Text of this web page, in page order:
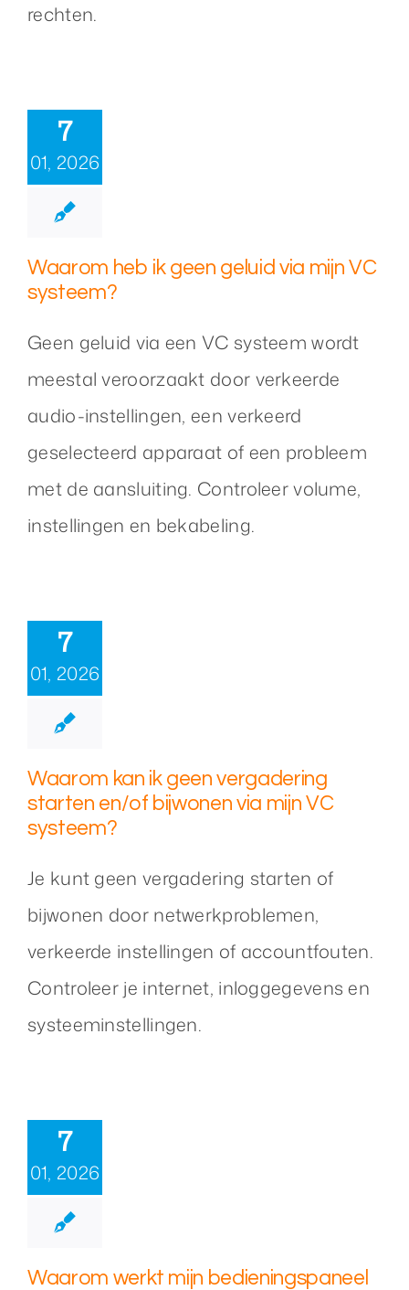
rechten.
7
01, 2026
Waarom heb ik geen geluid via mijn VC
systeem?
Geen geluid via een VC systeem wordt
meestal veroorzaakt door verkeerde
audio-instellingen, een verkeerd
geselecteerd apparaat of een probleem
met de aansluiting. Controleer volume,
instellingen en bekabeling.
7
01, 2026
Waarom kan ik geen vergadering
starten en/of bijwonen via mijn VC
systeem?
Je kunt geen vergadering starten of
bijwonen door netwerkproblemen,
verkeerde instellingen of accountfouten.
Controleer je internet, inloggegevens en
systeeminstellingen.
7
01, 2026
Waarom werkt mijn bedieningspaneel